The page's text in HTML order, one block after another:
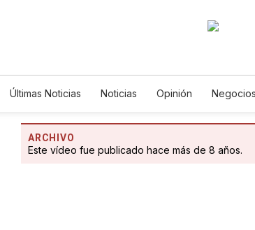
Últimas Noticias Noticias Opinión Negocios
ARCHIVO
Este vídeo fue publicado hace más de 8 años.